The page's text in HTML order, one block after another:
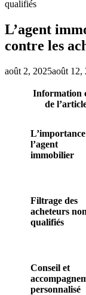
L’agent
contre les
août 2, 2025août 12,
Information
de
l’agent
immobilier
Filtrage des
acheteurs non
qualifiés
Conseil et
personnalisé